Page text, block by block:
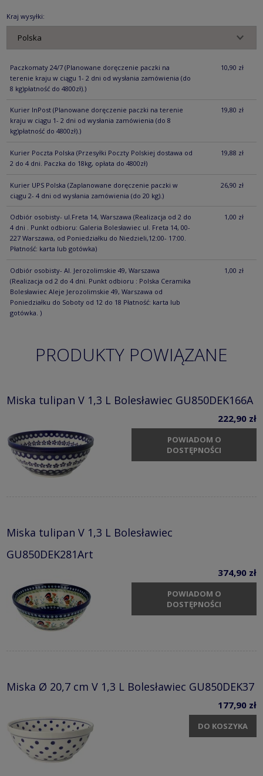
Kraj wysyłki:
Paczkomaty 24/7 (Planowane doręczenie paczki na
terenie kraju w ciągu 1- 2 dni od wysłania zamówienia (do
8 kg)płatność do 4800zł).)
10,90 zł
Kurier InPost (Planowane doręczenie paczki na terenie
kraju w ciągu 1- 2 dni od wysłania zamówienia (do 8
kg)płatność do 4800zł).)
19,80 zł
Kurier Poczta Polska (Przesyłki Poczty Polskiej dostawa od
2 do 4 dni. Paczka do 18kg, opłata do 4800zł)
19,88 zł
Kurier UPS Polska (Zaplanowane doręczenie paczki w
ciągu 2- 4 dni od wysłania zamówienia (do 20 kg).)
26,90 zł
Odbiór osobisty- ul.Freta 14, Warszawa (Realizacja od 2 do
4 dni . Punkt odbioru: Galeria Bolesławiec ul. Freta 14, 00-
227 Warszawa, od Poniedziałku do Niedzieli,12:00- 17:00.
Płatność: karta lub gotówka)
1,00 zł
Odbiór osobisty- Al. Jerozolimskie 49, Warszawa
(Realizacja od 2 do 4 dni. Punkt odbioru : Polska Ceramika
Bolesławiec Aleje Jerozolimskie 49, Warszawa od
Poniedziałku do Soboty od 12 do 18 Płatność: karta lub
gotówka. )
1,00 zł
PRODUKTY POWIĄZANE
Miska tulipan V 1,3 L Bolesławiec GU850DEK166A
222,90 zł
POWIADOM O
DOSTĘPNOŚCI
Miska tulipan V 1,3 L Bolesławiec
GU850DEK281Art
374,90 zł
POWIADOM O
DOSTĘPNOŚCI
Miska Ø 20,7 cm V 1,3 L Bolesławiec GU850DEK37
177,90 zł
DO KOSZYKA